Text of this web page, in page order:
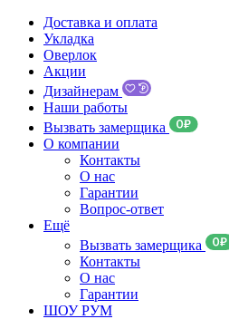
Доставка и оплата
Укладка
Оверлок
Акции
Дизайнерам
Наши работы
Вызвать замерщика
О компании
Контакты
О нас
Гарантии
Вопрос-ответ
Ещё
Вызвать замерщика
Контакты
О нас
Гарантии
ШОУ РУМ